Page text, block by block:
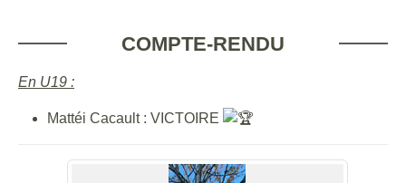
COMPTE-RENDU
En U19 :
Mattéi Cacault : VICTOIRE